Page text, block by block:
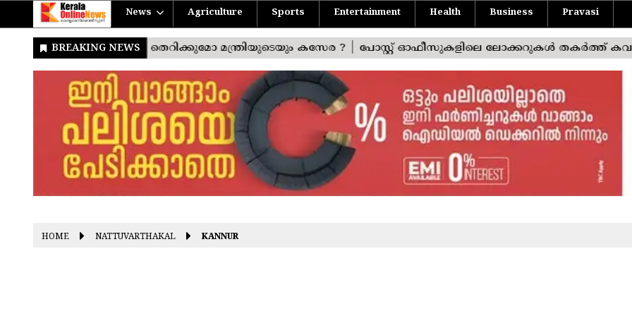
News Agriculture Sports Entertainment Health Business Pravasi
HOME NATTUVARTHAKAL KANNUR